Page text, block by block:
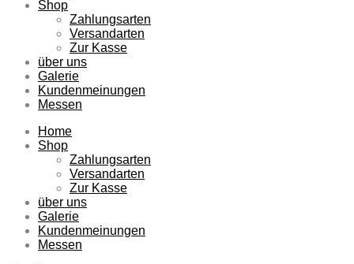
Inhalt
Shop
Zahlungsarten
Versandarten
Zur Kasse
über uns
Galerie
Kundenmeinungen
Messen
Home
Shop
Zahlungsarten
Versandarten
Zur Kasse
über uns
Galerie
Kundenmeinungen
Messen